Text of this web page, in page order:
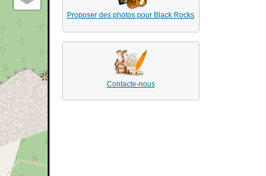
Proposer des photos pour Black Rocks
Contacte-nous